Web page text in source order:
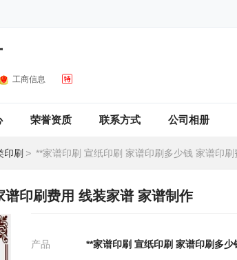
工商信息
荣誉资质 联系方式 公司相册
印刷 > **家谱印刷 宣纸印刷 家谱印刷多少钱 家谱印
印刷费用 线装家谱 家谱制作
产品 **家谱印刷 宣纸印刷 家谱印刷多